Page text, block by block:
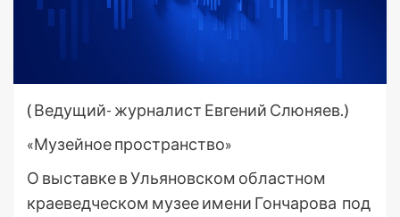
( Ведущий- журналист Евгений Слюняев.)
«Музейное пространство»
О выставке в Ульяновском областном
краеведческом музее имени Гончарова под